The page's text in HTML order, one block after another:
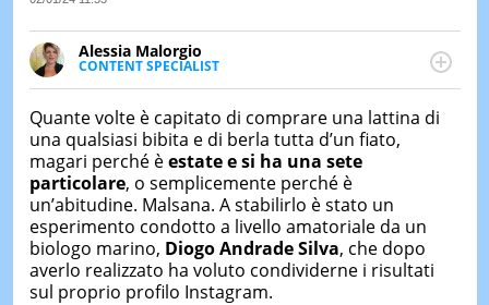
DI
IERI
Alessia Malorgio
CONTENT SPECIALIST
Ha conseguito un Master in Marketing Management
occupa della creazione di contenuti in ottica SEO e
dello sviluppo di strategie marketing attraverso
canali digitali.
Quante volte è capitato di comprare una lattina di
una qualsiasi bibita e di berla tutta d’un fiato,
magari perché èestate e si ha una sete
particolare, o semplicemente perché è
un’abitudine. Malsana. A stabilirlo è stato un
esperimento condotto a livello amatoriale da un
biologo marino, Diogo Andrade Silva, che dopo
averlo realizzato ha voluto condividerne i risultati
sul proprio profilo Instagram.